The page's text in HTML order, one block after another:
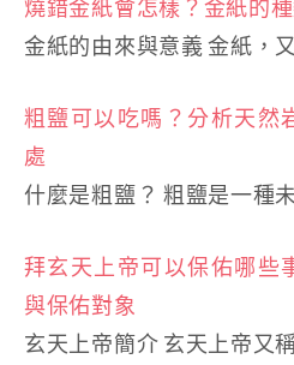
燒錯金紙會怎樣？金紙的
金紙的由來與意義 金紙，
粗鹽可以吃嗎？分析天然
處
什麼是粗鹽？ 粗鹽是一種
拜玄天上帝可以保佑哪些
與保佑對象
玄天上帝簡介 玄天上帝又